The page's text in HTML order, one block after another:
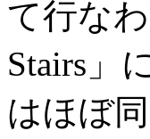
て行な
Stairs」
はほぼ